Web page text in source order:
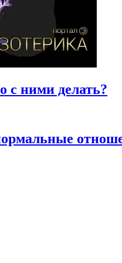
с ними делать?